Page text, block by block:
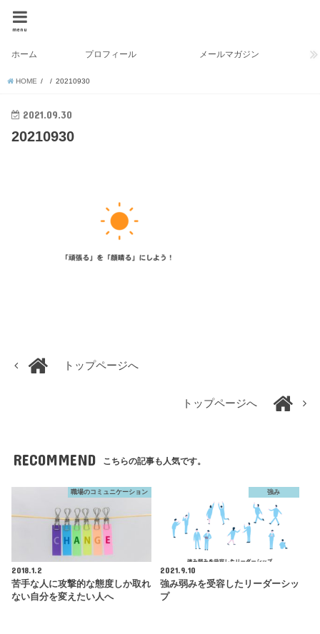
menu
ホーム プロフィール メールマガジン
HOME 20210930
2021.09.30
20210930
トップページへ
トップページへ
RECOMMEND こちらの記事も人気です。
職場のコミュニケーション
2018.1.2
苦手な人に攻撃的な態度しか取れ
ない自分を変えたい人へ
強み
2021.9.10
強み弱みを受容したリーダーシッ
プ